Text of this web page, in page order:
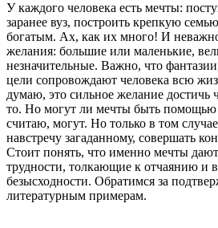
У каждого человека есть мечты:
заранее вуз, построить крепкую
богатым. Ах, как их много! И
желания: большие или маленькие,
незначительные. Важно, что
цели сопровождают человека всю
думаю, это сильное желание достичь
то. Но могут ли мечты быть
считаю, могут. Но только в том
навстречу загаданному, совершать
Стоит понять, что именно мечты
трудности, толкающие к отчаянию
безысходности. Обратимся за
литературным примерам.